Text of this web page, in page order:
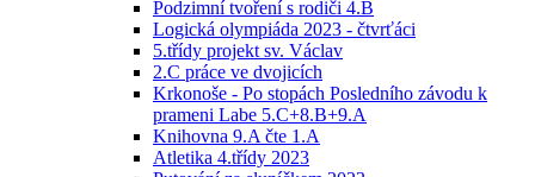
Podzimní tvoření s rodiči 4.B
Logická olympiáda 2023 - čtvrťáci
5.třídy projekt sv. Václav
2.C práce ve dvojicích
Krkonoše - Po stopách Posledního závodu k
prameni Labe 5.C+8.B+9.A
Knihovna 9.A čte 1.A
Atletika 4.třídy 2023